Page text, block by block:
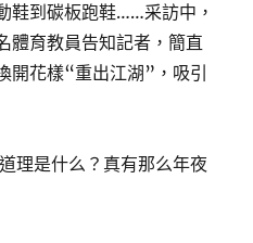
鞋到碳板跑鞋……采訪中，
體育教員告知記者，簡直
開花樣“重出江湖”，吸引
理是什么？真有那么年夜